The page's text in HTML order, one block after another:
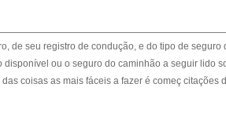
de seu registro de condução, e do tipo de seguro
ou o seguro do caminhão a seguir lido
coisas as mais fáceis a fazer é começ citações